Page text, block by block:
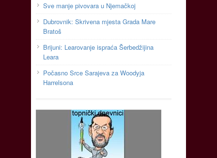
Sve manje pivovara u Njemačkoj
Dubrovnik: Skrivena mjesta Grada Mare
Bratoš
Brijuni: Learovanje ispraća Šerbedžijina
Leara
Počasno Srce Sarajeva za Woodyja
Harrelsona